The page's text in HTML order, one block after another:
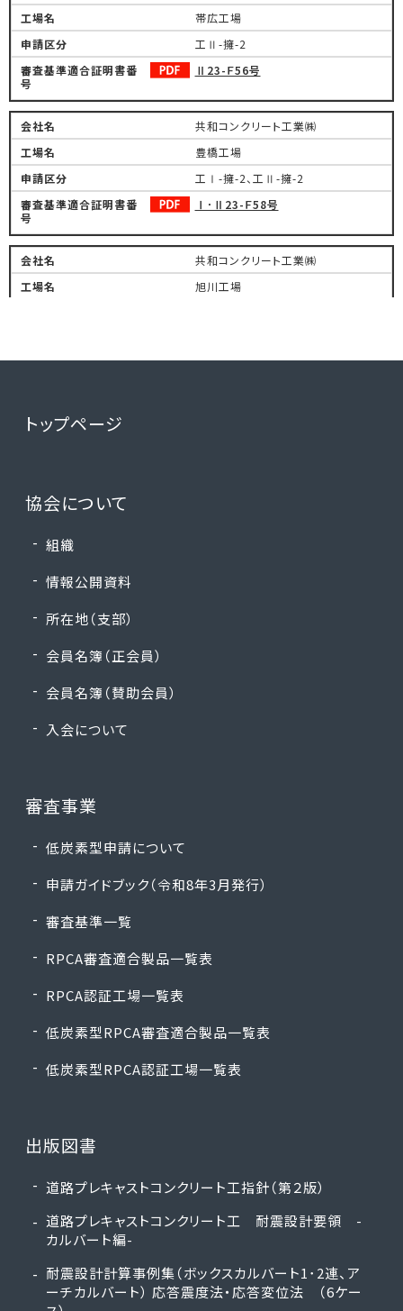
帯広工場
工Ⅱ-擁-2
Ⅱ23-Ｆ56号
共和コンクリート工業㈱
豊橋工場
工Ⅰ-擁-2、工Ⅱ-擁-2
Ⅰ･Ⅱ23-Ｆ58号
共和コンクリート工業㈱
旭川工場
Ⅰ23-F111号
山陽工場
ケイコン㈱
ケイコン㈱
工Ⅰ-水-1、工Ⅰ-擁-1、工Ⅰ-擁-2、工
Ⅱ-擁-1、工Ⅱ-擁-2、工Ⅱ-カ-2
トップページ
協会について
組織
情報公開資料
所在地（支部）
会員名簿（正会員）
会員名簿（賛助会員）
入会について
審査事業
低炭素型申請について
申請ガイドブック（令和8年3月発行）
審査基準一覧
RPCA審査適合製品一覧表
RPCA認証工場一覧表
低炭素型RPCA審査適合製品一覧表
低炭素型RPCA認証工場一覧表
出版図書
道路プレキャストコンクリート工指針（第２版）
道路プレキャストコンクリート工 耐震設計要領 -
カルバート編-
耐震設計計算事例集（ボックスカルバート1･2連、ア
ーチカルバート） 応答震度法・応答変位法 （6ケー